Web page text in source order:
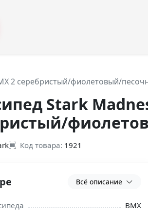
2 серебристый/фиолетовый/
Stark
Код товара: 1921
Всё описание
BMX